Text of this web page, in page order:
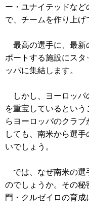
ー・ユナイテッドな
で、チームを作り上げ
最高の選手に、最新
ポートする施設にスタ
ッパに集結します。
しかし、ヨーロッパ
を重宝しているとい
らヨーロッパのクラ
しても、南米から選
いでしょう。
では、なぜ南米の選
のでしょうか。その秘
門・クルゼイロの育成